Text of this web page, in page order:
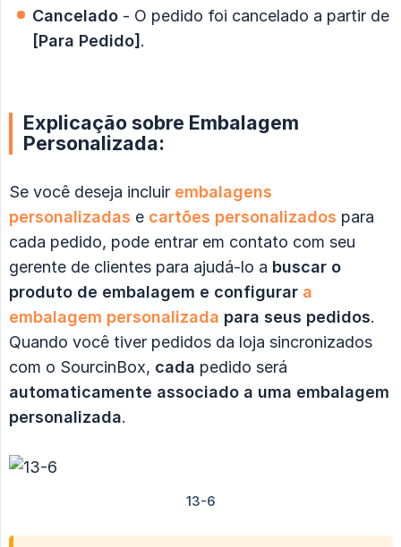
Cancelado - O pedido foi cancelado a partir de
[Para Pedido] .
Explicação sobre Embalagem
Personalizada:
Se você deseja incluir embalagens
personalizadas e cartões personalizados para
cada pedido, pode entrar em contato com seu
gerente de clientes para ajudá-lo a buscar o
produto de embalagem e configurar a
embalagem personalizada para seus pedidos.
Quando você tiver pedidos da loja sincronizados
com o SourcinBox, cada pedido será
automaticamente associado a uma embalagem
personalizada.